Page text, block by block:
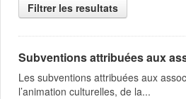
Filtrer les resultats
Subventions attribuées aux
Les subventions attribuées aux
l’animation culturelles, de la...